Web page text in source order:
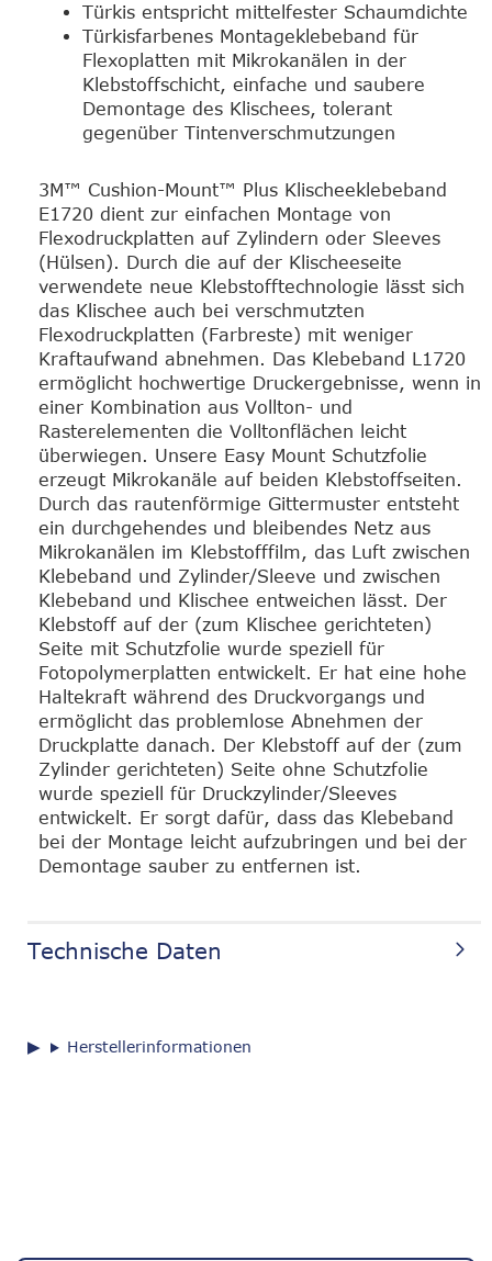
Türkis entspricht mittelfester Schaumdichte
Türkisfarbenes Montageklebeband für
Flexoplatten mit Mikrokanälen in der
Klebstoffschicht, einfache und saubere
Demontage des Klischees, tolerant
gegenüber Tintenverschmutzungen
3M™ Cushion-Mount™ Plus Klischeeklebeband
E1720 dient zur einfachen Montage von
Flexodruckplatten auf Zylindern oder Sleeves
(Hülsen). Durch die auf der Klischeeseite
verwendete neue Klebstofftechnologie lässt sich
das Klischee auch bei verschmutzten
Flexodruckplatten (Farbreste) mit weniger
Kraftaufwand abnehmen. Das Klebeband L1720
ermöglicht hochwertige Druckergebnisse, wenn in
einer Kombination aus Vollton- und
Rasterelementen die Volltonflächen leicht
überwiegen. Unsere Easy Mount Schutzfolie
erzeugt Mikrokanäle auf beiden Klebstoffseiten.
Durch das rautenförmige Gittermuster entsteht
ein durchgehendes und bleibendes Netz aus
Mikrokanälen im Klebstofffilm, das Luft zwischen
Klebeband und Zylinder/Sleeve und zwischen
Klebeband und Klischee entweichen lässt. Der
Klebstoff auf der (zum Klischee gerichteten)
Seite mit Schutzfolie wurde speziell für
Fotopolymerplatten entwickelt. Er hat eine hohe
Haltekraft während des Druckvorgangs und
ermöglicht das problemlose Abnehmen der
Druckplatte danach. Der Klebstoff auf der (zum
Zylinder gerichteten) Seite ohne Schutzfolie
wurde speziell für Druckzylinder/Sleeves
entwickelt. Er sorgt dafür, dass das Klebeband
bei der Montage leicht aufzubringen und bei der
Demontage sauber zu entfernen ist.
Technische Daten
Herstellerinformationen